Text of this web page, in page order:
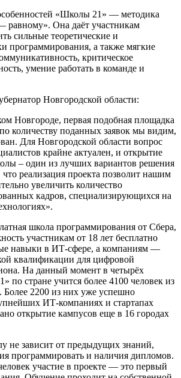
«Школы 21» — методика
равному». Она даёт участникам
сильные теоретические и
программирования, а также мягкие
критическое
умение работать в команде и
Новгородской области:
Новгороде, первая подобная площадка
количеству поданных заявок мы видим,
Для Новгородской области вопрос
крайне актуален, и открытие
– один из лучших вариантов решения
что реализация проекта позволит нашим
увеличить количество
кадров, специализирующихся на
школа программирования от Сбера,
участникам от 18 лет бесплатно
навыки в ИТ-сфере, а компаниям —
квалификации для цифровой
На данный момент в четырёх
по стране учится более 4100 человек из
Более 2200 из них уже успешно
ИТ-компаниях и стартапах
открытие кампусов еще в 16 городах
не зависит от предыдущих знаний,
программировать и наличия дипломов.
участие в проекте — это первый